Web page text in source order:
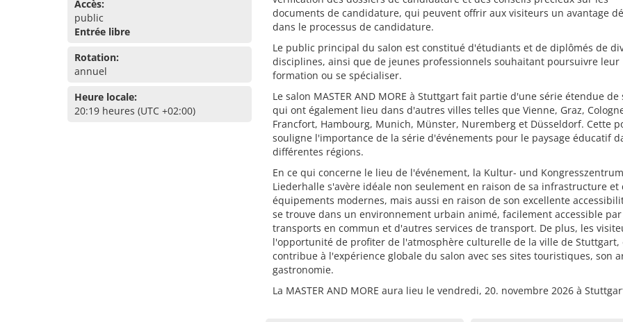
Accès:
public
Entrée libre
Rotation:
annuel
Heure locale:
20:19 heures (UTC +02:00)
documents de candidature, qui peuvent offrir aux visiteurs un avantage
dans le processus de candidature.
Le public principal du salon est constitué d'étudiants et de diplômés de
disciplines, ainsi que de jeunes professionnels souhaitant poursuivre leur
formation ou se spécialiser.
Le salon MASTER AND MORE à Stuttgart fait partie d'une série étendue de
qui ont également lieu dans d'autres villes telles que Vienne, Graz,
Francfort, Hambourg, Munich, Münster, Nuremberg et Düsseldorf. Cette
souligne l'importance de la série d'événements pour le paysage éducatif
différentes régions.
En ce qui concerne le lieu de l'événement, la Kultur- und Kongresszentrum
Liederhalle s'avère idéale non seulement en raison de sa infrastructure et
équipements modernes, mais aussi en raison de son excellente
se trouve dans un environnement urbain animé, facilement accessible
transports en commun et d'autres services de transport. De plus, les
l'opportunité de profiter de l'atmosphère culturelle de la ville de Stuttgart,
contribue à l'expérience globale du salon avec ses sites touristiques, son
gastronomie.
La MASTER AND MORE aura lieu le vendredi, 20. novembre 2026 à